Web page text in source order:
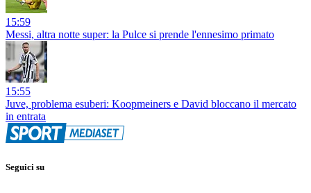
15:59
Messi, altra notte super: la Pulce si prende l'ennesimo primato
15:55
Juve, problema esuberi: Koopmeiners e David bloccano il mercato
in entrata
Seguici su